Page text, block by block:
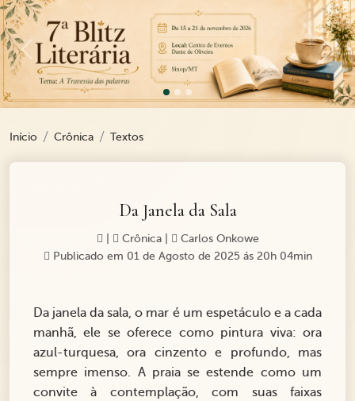
Previous
Início Crônica Textos
Da Janela da Sala
Crônica|
Carlos Onkowe
Publicado em 01 de Agosto de 2025 ás 20h 04min
Da janela da sala, o mar é um espetáculo e a cada
manhã, ele se oferece como pintura viva: ora
azul-turquesa, ora cinzento e profundo, mas
sempre imenso. A praia se estende como um
convite à contemplação, com suas faixas